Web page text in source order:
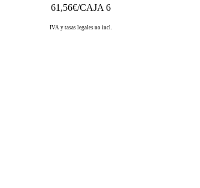
61,56€/CAJA 6
IVA y tasas legales no incl.